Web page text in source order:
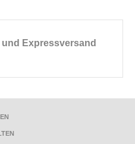
Expressversand